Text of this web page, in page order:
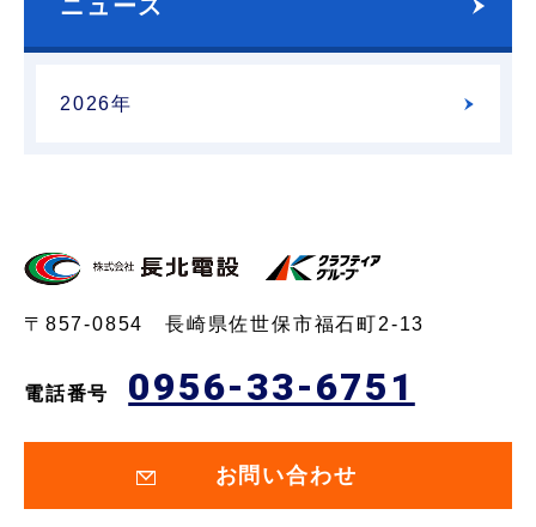
ニュース
2026年
〒857-0854 長崎県佐世保市福石町2-13
電話番号 0956-33-6751
お問い合わせ